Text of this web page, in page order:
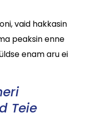
vaid hakkasin
peaksin enne
enam aru ei
Teie